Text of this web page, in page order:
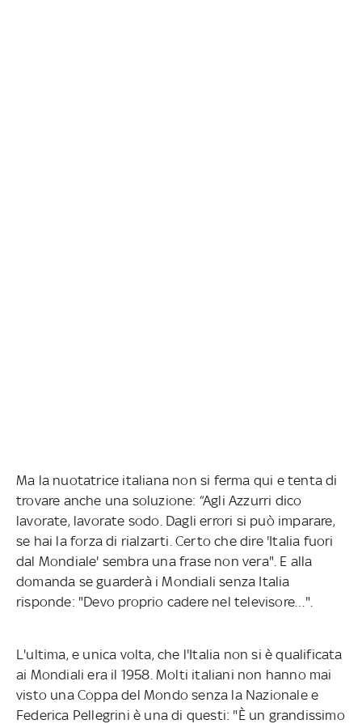
Ma la nuotatrice italiana non si ferma qui e tenta di
trovare anche una soluzione: “Agli Azzurri dico
lavorate, lavorate sodo. Dagli errori si può imparare,
se hai la forza di rialzarti. Certo che dire 'Italia fuori
dal Mondiale' sembra una frase non vera". E alla
domanda se guarderà i Mondiali senza Italia
risponde: "Devo proprio cadere nel televisore…".
L'ultima, e unica volta, che l'Italia non si è qualificata
ai Mondiali era il 1958. Molti italiani non hanno mai
visto una Coppa del Mondo senza la Nazionale e
Federica Pellegrini è una di questi: "È un grandissimo